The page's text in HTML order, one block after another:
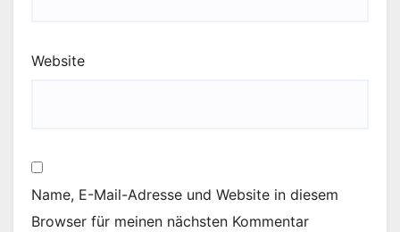
Website
Name, E-Mail-Adresse und Website in diesem
Browser für meinen nächsten Kommentar